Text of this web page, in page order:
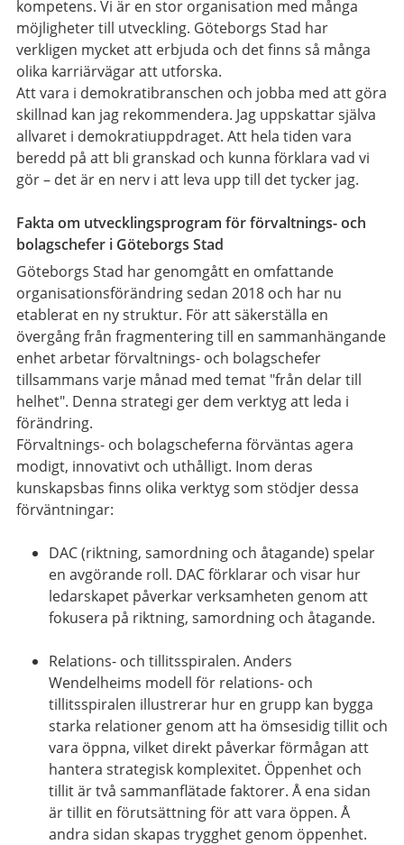
kompetens. Vi är en stor organisation med många
möjligheter till utveckling. Göteborgs Stad har
verkligen mycket att erbjuda och det finns så många
olika karriärvägar att utforska.
Att vara i demokratibranschen och jobba med att göra
skillnad kan jag rekommendera. Jag uppskattar själva
allvaret i demokratiuppdraget. Att hela tiden vara
beredd på att bli granskad och kunna förklara vad vi
gör – det är en nerv i att leva upp till det tycker jag.
Fakta om utvecklingsprogram för förvaltnings- och
bolagschefer i Göteborgs Stad
Göteborgs Stad har genomgått en omfattande
organisationsförändring sedan 2018 och har nu
etablerat en ny struktur. För att säkerställa en
övergång från fragmentering till en sammanhängande
enhet arbetar förvaltnings- och bolagschefer
tillsammans varje månad med temat "från delar till
helhet". Denna strategi ger dem verktyg att leda i
förändring.
Förvaltnings- och bolagscheferna förväntas agera
modigt, innovativt och uthålligt. Inom deras
kunskapsbas finns olika verktyg som stödjer dessa
förväntningar:
DAC (riktning, samordning och åtagande) spelar
en avgörande roll. DAC förklarar och visar hur
ledarskapet påverkar verksamheten genom att
fokusera på riktning, samordning och åtagande.
Relations- och tillitsspiralen. Anders
Wendelheims modell för relations- och
tillitsspiralen illustrerar hur en grupp kan bygga
starka relationer genom att ha ömsesidig tillit och
vara öppna, vilket direkt påverkar förmågan att
hantera strategisk komplexitet. Öppenhet och
tillit är två sammanflätade faktorer. Å ena sidan
är tillit en förutsättning för att vara öppen. Å
andra sidan skapas trygghet genom öppenhet.